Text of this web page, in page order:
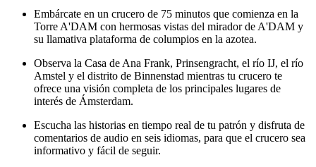
Embárcate en un crucero de 75 minutos que comienza en la
Torre A'DAM con hermosas vistas del mirador de A'DAM y
su llamativa plataforma de columpios en la azotea.
Observa la Casa de Ana Frank, Prinsengracht, el río IJ, el río
Amstel y el distrito de Binnenstad mientras tu crucero te
ofrece una visión completa de los principales lugares de
interés de Ámsterdam.
Escucha las historias en tiempo real de tu patrón y disfruta de
comentarios de audio en seis idiomas, para que el crucero sea
informativo y fácil de seguir.